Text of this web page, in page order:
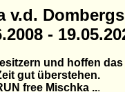
v.d.
-
und hoffen
gut überstehen.
free Mischka ...